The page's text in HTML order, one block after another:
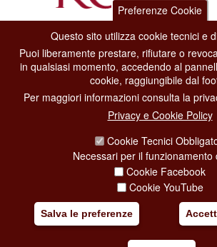
Dipartimento Grandi Eventi, Sport,
Via di San Basilio, 51
00187 Roma
CONTACT CENTER TEL. 06
CONTATTA LA REDAZIONE
SOCIAL MEDIA POLICY
Preferenze Cookie
Questo sito utilizza cookie tecnici e
Puoi liberamente prestare, rifiutare o
in qualsiasi momento, accedendo al
cookie, raggiungibile dal
Per maggiori informazioni consulta la
Privacy e Cookie Policy
Cookie Tecnici
Necessari per il funzionamento
Cookie Facebook
Cookie YouTube
Salva le preferenze